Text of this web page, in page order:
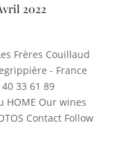
2022
Frères Couillaud
- France
33 61 89
HOME Our wines
Contact Follow